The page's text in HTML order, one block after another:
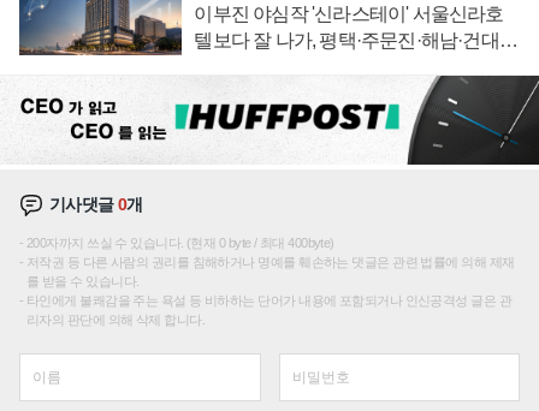
이부진 야심작 '신라스테이' 서울신라호
텔보다 잘 나가, 평택·주문진·해남·건대로
기사댓글0개
200자까지 쓰실 수 있습니다. (현재 0 byte / 최대 400byte)
저작권 등 다른 사람의 권리를 침해하거나 명예를 훼손하는 댓글은 관련 법률에 의해 제재
를 받을 수 있습니다.
타인에게 불쾌감을 주는 욕설 등 비하하는 단어가 내용에 포함되거나 인신공격성 글은 관
리자의 판단에 의해 삭제 합니다.